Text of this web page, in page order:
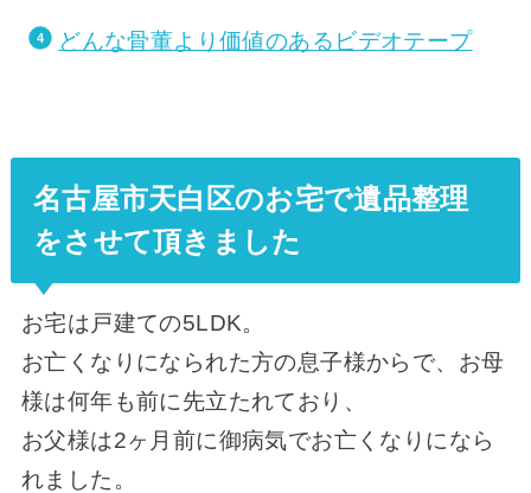
どんな骨董より価値のあるビデオテープ
名古屋市天白区のお宅で遺品整理
をさせて頂きました
お宅は戸建ての5LDK。
お亡くなりになられた方の息子様からで、お母
様は何年も前に先立たれており、
お父様は2ヶ月前に御病気でお亡くなりになら
れました。